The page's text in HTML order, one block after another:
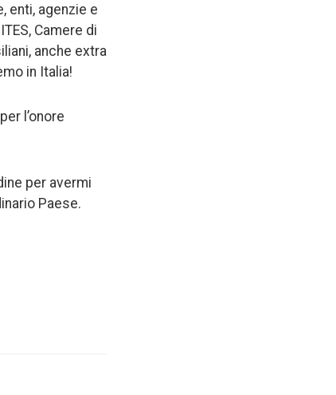
enti, agenzie e
Camere di
anche extra
in Italia!
l’onore
per avermi
Paese.